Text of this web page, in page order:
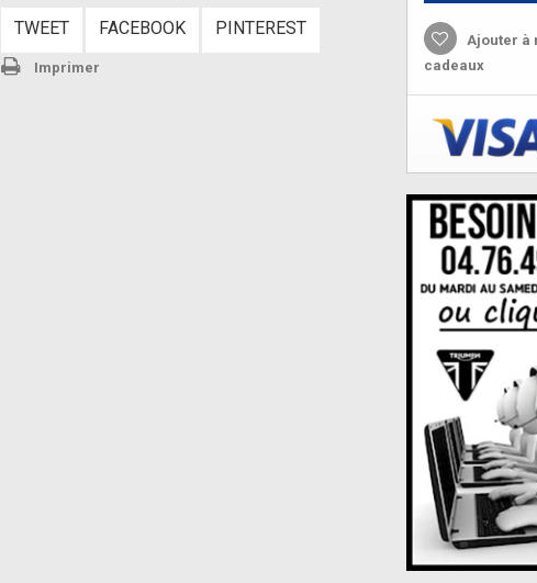
TWEET FACEBOOK PINTEREST
Imprimer
Ajouter à
cadeaux